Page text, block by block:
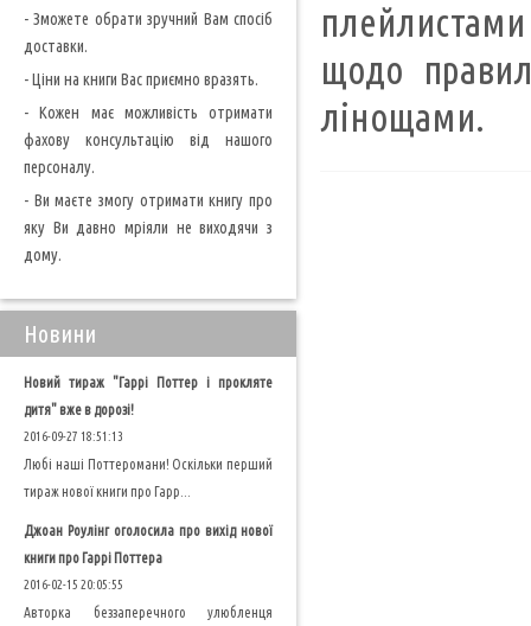
щодо
лінощами.
- Зможете обрати зручний Вам спосіб
доставки.
- Ціни на книги Вас приємно вразять.
- Кожен має можливість отримати
фахову консультацію від нашого
персоналу.
- Ви маєте змогу отримати книгу про
яку Ви давно мріяли не виходячи з
дому.
Новини
Новий тираж "Гаррі Поттер і прокляте
дитя" вже в дорозі!
2016-09-27 18:51:13
Любі наші Поттеромани! Оскільки перший
тираж нової книги про Гарр...
Джоан Роулінг оголосила про вихід нової
книги про Гаррі Поттера
2016-02-15 20:05:55
Авторка беззаперечного улюбленця